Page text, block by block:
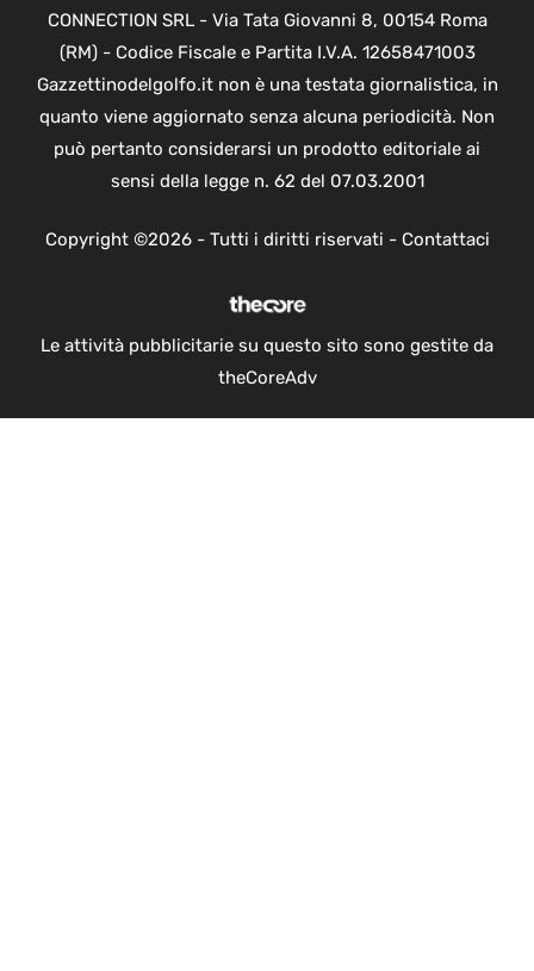
CONNECTION SRL - Via Tata Giovanni 8, 00154 Roma
(RM) - Codice Fiscale e Partita I.V.A. 12658471003
Gazzettinodelgolfo.it non è una testata giornalistica, in
quanto viene aggiornato senza alcuna periodicità. Non
può pertanto considerarsi un prodotto editoriale ai
sensi della legge n. 62 del 07.03.2001
Copyright ©2026 - Tutti i diritti riservati - Contattaci
Le attività pubblicitarie su questo sito sono gestite da
theCoreAdv